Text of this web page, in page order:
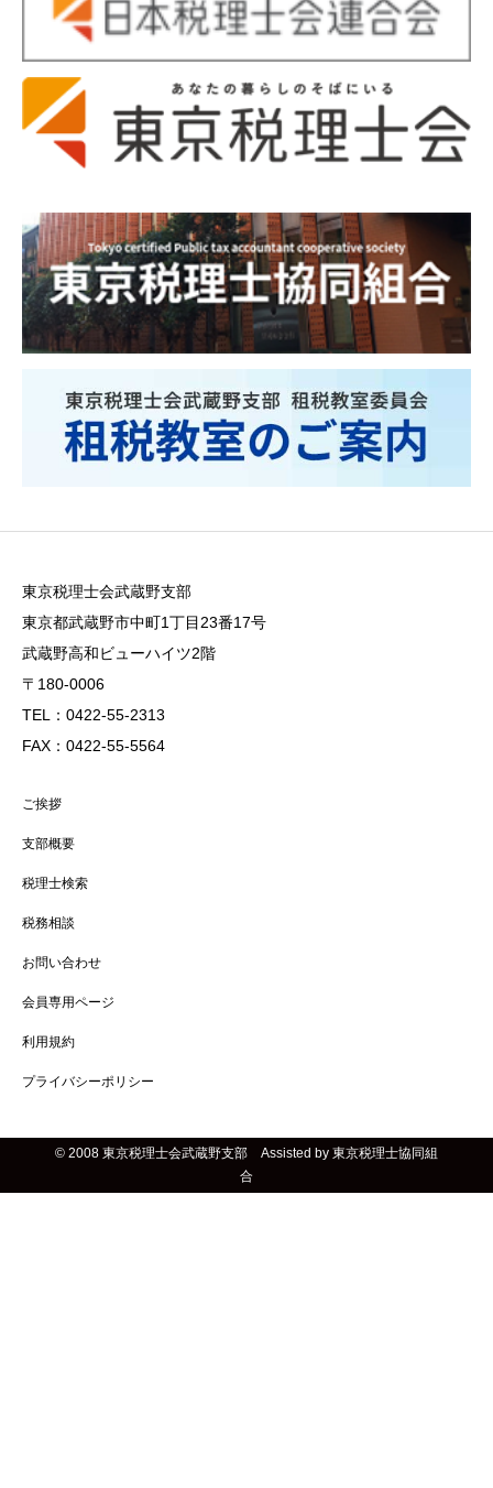
東京税理士会武蔵野支部
東京都武蔵野市中町1丁目23番17号
武蔵野高和ビューハイツ2階
〒180-0006
TEL：0422-55-2313
FAX：0422-55-5564
ご挨拶
支部概要
税理士検索
税務相談
お問い合わせ
会員専用ページ
利用規約
プライバシーポリシー
© 2008 東京税理士会武蔵野支部 Assisted by 東京税理士協同組
合